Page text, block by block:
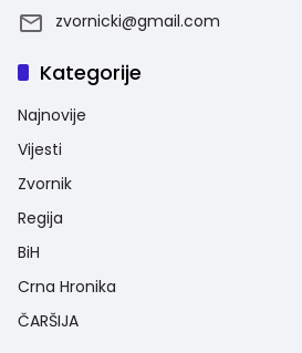
zvornicki@gmail.com
Kategorije
Najnovije
Vijesti
Zvornik
Regija
BiH
Crna Hronika
ČARŠIJA